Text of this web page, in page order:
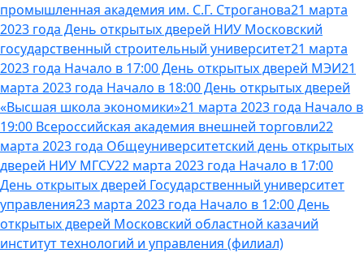
промышленная академия им. С.Г. Строганова21 марта
2023 года День открытых дверей НИУ Московский
государственный строительный университет21 марта
2023 года Начало в 17:00 День открытых дверей МЭИ21
марта 2023 года Начало в 18:00 День открытых дверей
«Высшая школа экономики»21 марта 2023 года Начало в
19:00 Всероссийская академия внешней торговли22
марта 2023 года Общеуниверситетский день открытых
дверей НИУ МГСУ22 марта 2023 года Начало в 17:00
День открытых дверей Государственный университет
управления23 марта 2023 года Начало в 12:00 День
открытых дверей Московский областной казачий
институт технологий и управления (филиал)